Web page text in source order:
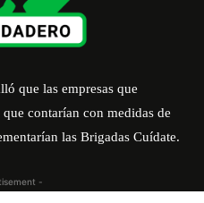
que las empresas que
contarían con medidas de
las Brigadas Cuídate.
-